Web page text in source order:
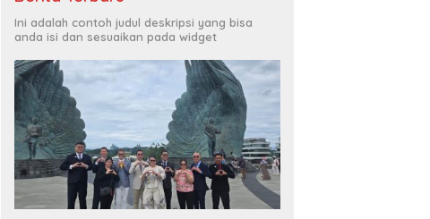
Ini adalah contoh judul deskripsi yang bisa
anda isi dan sesuaikan pada widget